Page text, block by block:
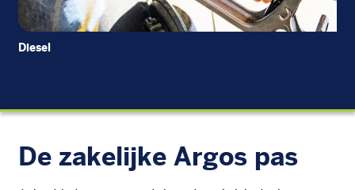
Diesel
De zakelijke Argos pas